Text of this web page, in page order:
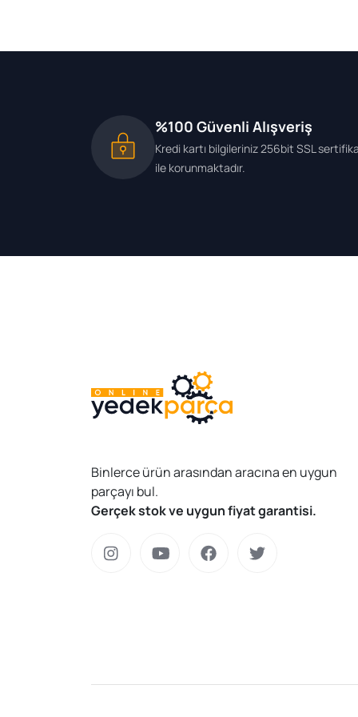
%100 Güvenli Alışveriş
Kredi kartı bilgileriniz 256bit SSL
ile korunmaktadır.
Binlerce ürün arasından aracına en uygun
parçayı bul.
Gerçek stok ve uygun fiyat garantisi.